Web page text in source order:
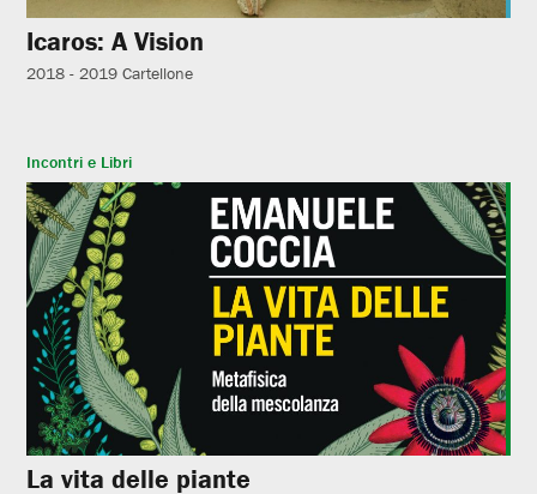
Icaros: A Vision
2018 - 2019 Cartellone
Incontri e Libri
La vita delle piante